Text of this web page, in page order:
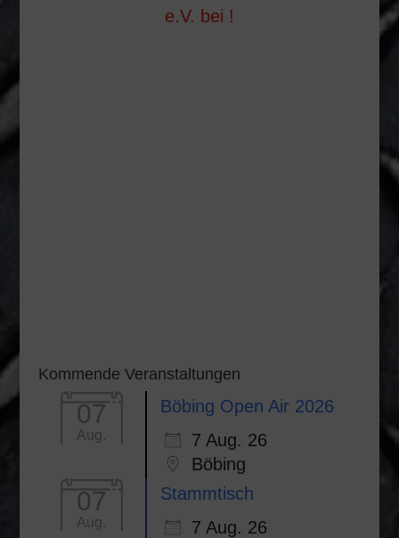
e.V. bei !
Kommende Veranstaltungen
07
Aug.
Böbing Open Air 2026
7 Aug. 26
Böbing
07
Aug.
Stammtisch
7 Aug. 26